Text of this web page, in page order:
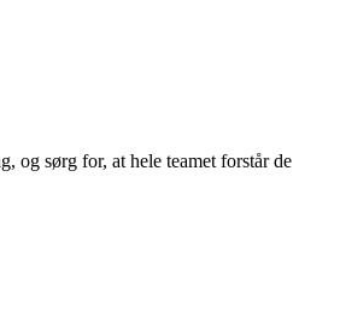
og sørg for, at hele teamet forstår de